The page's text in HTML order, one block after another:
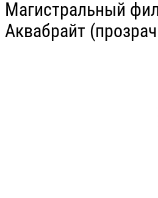
Магистральный
Аквабрайт